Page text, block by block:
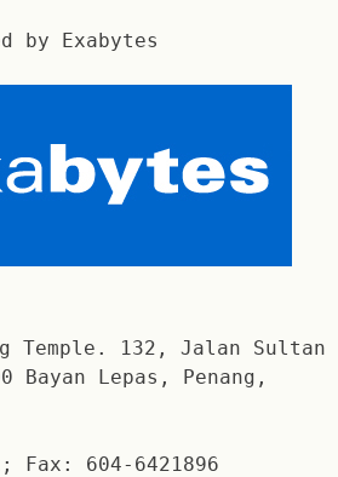
by Exabytes
Temple. 132, Jalan Sultan
Bayan Lepas, Penang,
Fax: 604-6421896